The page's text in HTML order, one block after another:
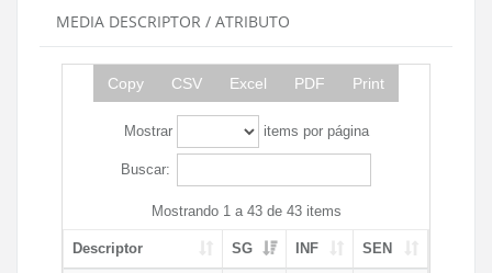
MEDIA DESCRIPTOR / ATRIBUTO
Copy CSV Excel PDF Print
Mostrar items por página
Buscar:
Mostrando 1 a 43 de 43 items
Descriptor SG INF SEN